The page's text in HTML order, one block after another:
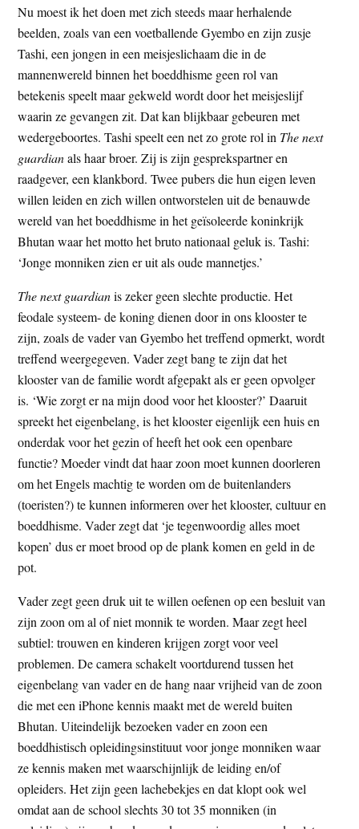
Nu moest ik het doen met zich steeds maar herhalende
beelden, zoals van een voetballende Gyembo en zijn zusje
Tashi, een jongen in een meisjeslichaam die in de
mannenwereld binnen het boeddhisme geen rol van
betekenis speelt maar gekweld wordt door het meisjeslijf
waarin ze gevangen zit. Dat kan blijkbaar gebeuren met
wedergeboortes. Tashi speelt een net zo grote rol in The next
guardianals haar broer. Zij is zijn gesprekspartner en
raadgever, een klankbord. Twee pubers die hun eigen leven
willen leiden en zich willen ontworstelen uit de benauwde
wereld van het boeddhisme in het geïsoleerde koninkrijk
Bhutan waar het motto het bruto nationaal geluk is. Tashi:
‘Jonge monniken zien er uit als oude mannetjes.’
The next guardianis zeker geen slechte productie. Het
feodale systeem- de koning dienen door in ons klooster te
zijn, zoals de vader van Gyembo het treffend opmerkt, wordt
treffend weergegeven. Vader zegt bang te zijn dat het
klooster van de familie wordt afgepakt als er geen opvolger
is. ‘Wie zorgt er na mijn dood voor het klooster?’ Daaruit
spreekt het eigenbelang, is het klooster eigenlijk een huis en
onderdak voor het gezin of heeft het ook een openbare
functie? Moeder vindt dat haar zoon moet kunnen doorleren
om het Engels machtig te worden om de buitenlanders
(toeristen?) te kunnen informeren over het klooster, cultuur en
boeddhisme. Vader zegt dat ‘je tegenwoordig alles moet
kopen’ dus er moet brood op de plank komen en geld in de
pot.
Vader zegt geen druk uit te willen oefenen op een besluit van
zijn zoon om al of niet monnik te worden. Maar zegt heel
subtiel: trouwen en kinderen krijgen zorgt voor veel
problemen. De camera schakelt voortdurend tussen het
eigenbelang van vader en de hang naar vrijheid van de zoon
die met een iPhone kennis maakt met de wereld buiten
Bhutan. Uiteindelijk bezoeken vader en zoon een
boeddhistisch opleidingsinstituut voor jonge monniken waar
ze kennis maken met waarschijnlijk de leiding en/of
opleiders. Het zijn geen lachebekjes en dat klopt ook wel
omdat aan de school slechts 30 tot 35 monniken (in